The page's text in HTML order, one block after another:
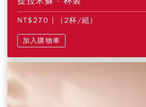
NT$270 | (2杯/組)
加入購物車